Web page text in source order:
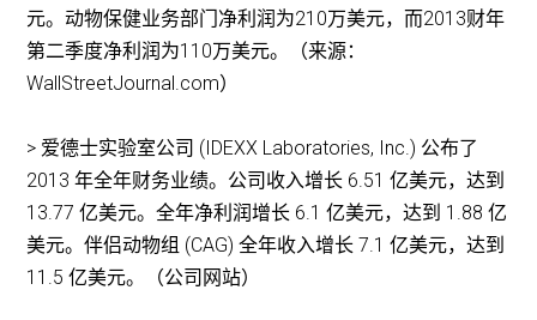
元。动物保健业务部门净利润为210万美元，而2013财年
第二季度净利润为110万美元。（来源：
WallStreetJournal.com）
> 爱德士实验室公司 (IDEXX Laboratories, Inc.) 公布了
2013 年全年财务业绩。公司收入增长 6.51 亿美元，达到
13.77 亿美元。全年净利润增长 6.1 亿美元，达到 1.88 亿
美元。伴侣动物组 (CAG) 全年收入增长 7.1 亿美元，达到
11.5 亿美元。（公司网站）